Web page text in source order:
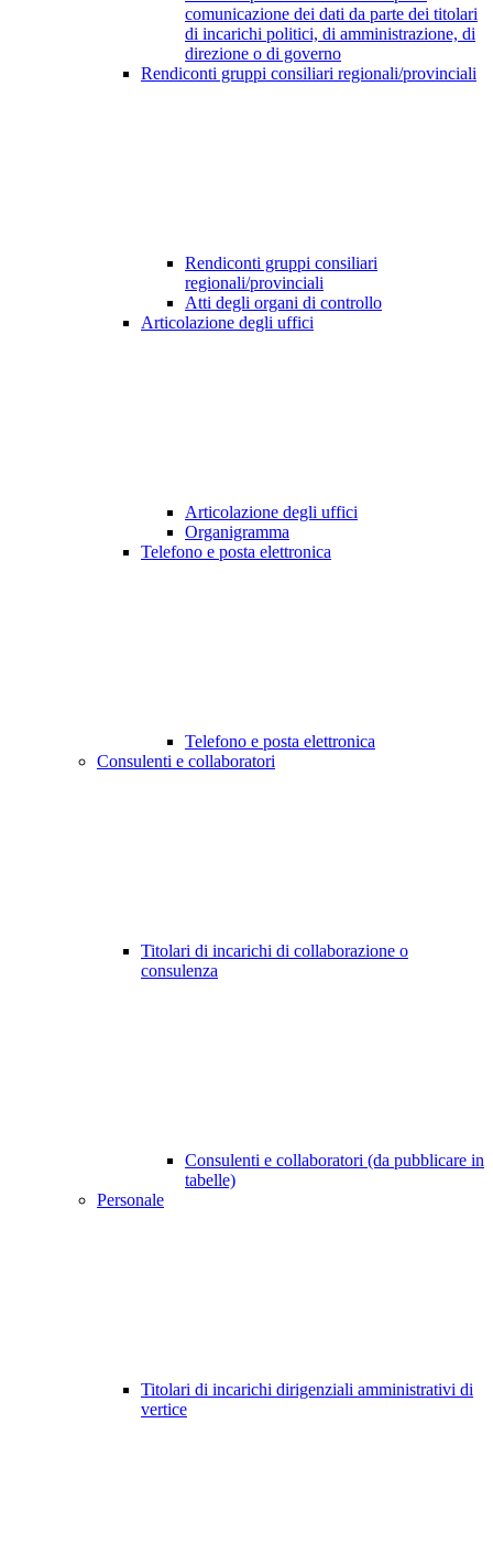
comunicazione dei dati da parte dei titolari
di incarichi politici, di amministrazione, di
direzione o di governo
Rendiconti gruppi consiliari regionali/provinciali
Rendiconti gruppi consiliari
regionali/provinciali
Atti degli organi di controllo
Articolazione degli uffici
Articolazione degli uffici
Organigramma
Telefono e posta elettronica
Telefono e posta elettronica
Consulenti e collaboratori
Titolari di incarichi di collaborazione o
consulenza
Consulenti e collaboratori (da pubblicare in
tabelle)
Personale
Titolari di incarichi dirigenziali amministrativi di
vertice